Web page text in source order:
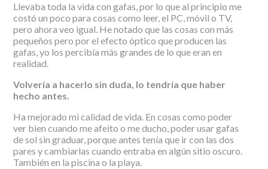
Llevaba toda la vida con gafas, por lo que al principio me
costó un poco para cosas como leer, el PC, móvil o TV,
pero ahora veo igual. He notado que las cosas con más
pequeños pero por el efecto óptico que producen las
gafas, yo los percibía más grandes de lo que eran en
realidad.
Volvería a hacerlo sin duda, lo tendría que haber
hecho antes.
Ha mejorado mi calidad de vida. En cosas como poder
ver bien cuando me afeito o me ducho, poder usar gafas
de sol sin graduar, porque antes tenía que ir con las dos
pares y cambiarlas cuando entraba en algún sitio oscuro.
También en la piscina o la playa.